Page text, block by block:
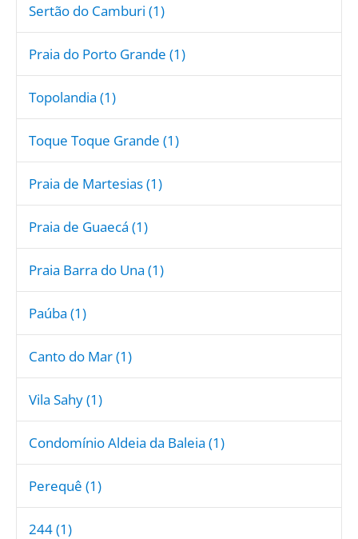
Sertão do Camburi (1)
Praia do Porto Grande (1)
Topolandia (1)
Toque Toque Grande (1)
Praia de Martesias (1)
Praia de Guaecá (1)
Praia Barra do Una (1)
Paúba (1)
Canto do Mar (1)
Vila Sahy (1)
Condomínio Aldeia da Baleia (1)
Perequê (1)
244 (1)